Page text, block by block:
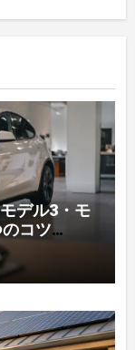
デル3・モ
コツ